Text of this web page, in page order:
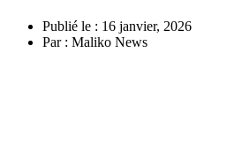
Publié le : 16 janvier, 2026
Par : Maliko News